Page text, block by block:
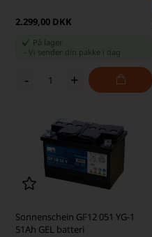
2.299,00 DKK
På lager
-Vi sender din pakke i dag
- +
Sonnenschein GF12 051 YG-1
51Ah GEL batteri